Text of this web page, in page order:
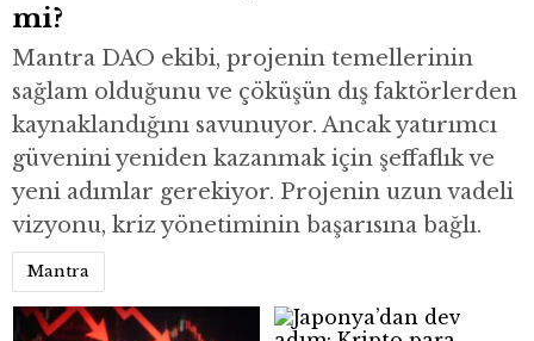
mi?
Mantra DAO ekibi, projenin temellerinin
sağlam olduğunu ve çöküşün dış faktörlerden
kaynaklandığını savunuyor. Ancak yatırımcı
güvenini yeniden kazanmak için şeffaflık ve
yeni adımlar gerekiyor. Projenin uzun vadeli
vizyonu, kriz yönetiminin başarısına bağlı.
Mantra